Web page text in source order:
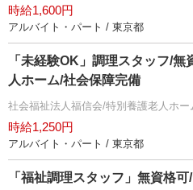
時給1,600円
アルバイト・パート / 東京都
「未経験OK」調理スタッフ/
人ホーム/社会保障完備
社会福祉法人福信会/特別養護老人ホー
時給1,250円
アルバイト・パート / 東京都
「福祉調理スタッフ」無資格